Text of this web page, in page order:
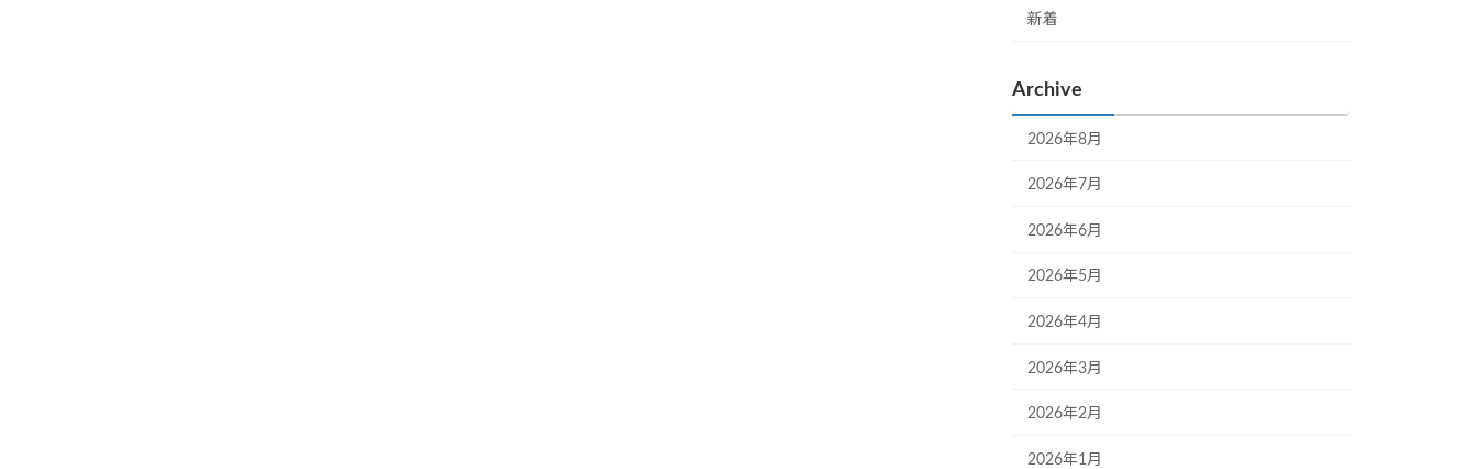
新着
Archive
2026年8月
2026年7月
2026年6月
2026年5月
2026年4月
2026年3月
2026年2月
2026年1月